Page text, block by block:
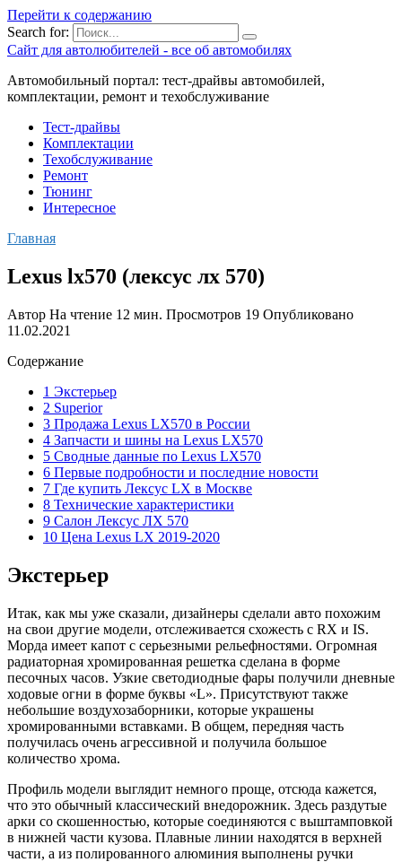
Перейти к содержанию
Search for:
Сайт для автолюбителей - все об автомобилях
Автомобильный портал: тест-драйвы автомобилей,
комплектации, ремонт и техобслуживание
Тест-драйвы
Комплектации
Техобслуживание
Ремонт
Тюнинг
Интересное
Главная
Lexus lx570 (лексус лх 570)
Автор На чтение 12 мин. Просмотров 19 Опубликовано
11.02.2021
Содержание
1 Экстерьер
2 Superior
3 Продажа Lexus LX570 в России
4 Запчасти и шины на Lexus LX570
5 Сводные данные по Lexus LX570
6 Первые подробности и последние новости
7 Где купить Лексус LX в Москве
8 Технические характеристики
9 Салон Лексус ЛХ 570
10 Цена Lexus LX 2019-2020
Экстерьер
Итак, как мы уже сказали, дизайнеры сделали авто похожим
на свои другие модели, отслеживается схожесть с RX и IS.
Морда имеет капот с серьезными рельефностями. Огромная
радиаторная хромированная решетка сделана в форме
песочных часов. Узкие светодиодные фары получили дневные
ходовые огни в форме буквы «L». Присутствуют также
небольшие воздухозаборники, которые украшены
хромированными вставками. В общем, передняя часть
получилась очень агрессивной и получила большое
количество хрома.
Профиль модели выглядит немного проще, отсюда кажется,
что это обычный классический внедорожник. Здесь раздутые
арки со скошенностью, которые соединяются с выштамповкой
в нижней части кузова. Плавные линии находятся в верхней
части, а из полированного алюминия выполнены ручки